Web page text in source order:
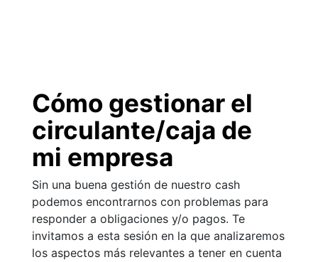
Cómo gestionar el
circulante/caja de
mi empresa
Sin una buena gestión de nuestro cash
podemos encontrarnos con problemas para
responder a obligaciones y/o pagos. Te
invitamos a esta sesión en la que analizaremos
los aspectos más relevantes a tener en cuenta